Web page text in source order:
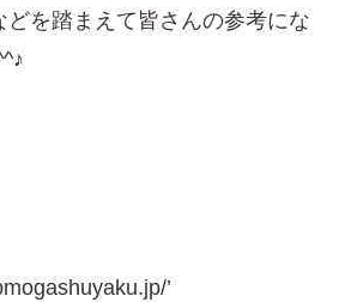
どを踏まえて皆さんの参考にな
’